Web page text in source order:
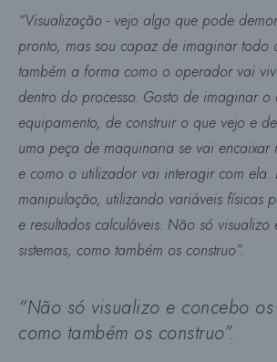
“Visualização - vejo algo que pode
pronto, mas sou capaz de imaginar todo
também a forma como o operador vai
dentro do processo. Gosto de imaginar o
equipamento, de construir o que vejo e
uma peça de maquinaria se vai encaixar
e como o utilizador vai interagir com ela.
manipulação, utilizando variáveis físicas
e resultados calculáveis. Não só visualizo
sistemas, como também os construo”.
“Não só visualizo e concebo os
como também os construo”.